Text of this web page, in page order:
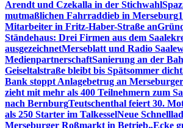
Arendt und Czekalla in der Stichwahl
mutmaßlichen Fahrraddieb in Merseburg
Mitarbeiter in Fritz-Haber-Straße an
Ständehaus: Drei Firmen aus dem
ausgezeichnetMerseblatt und Radio
MedienpartnerschaftSanierung an der
Geiseltalstraße bleibt bis Spätsommer dicht
Bank stoppt Anlagebetrug an
zieht mit mehr als 400 Teilnehmern zum
nach BernburgTeutschenthal feiert 30.
als 250 Starter im TalkesselNeue
Merseburger Roßmarkt in Betrieb„Ecke